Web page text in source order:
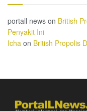
portall news on British
Penyakit Ini
Icha on British Propolis